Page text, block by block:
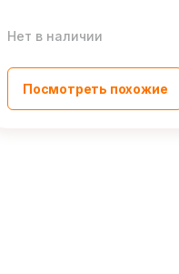
Нет в наличии
Посмотреть похожие